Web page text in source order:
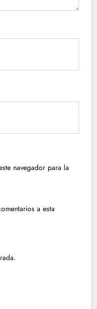
navegador para la
a esta